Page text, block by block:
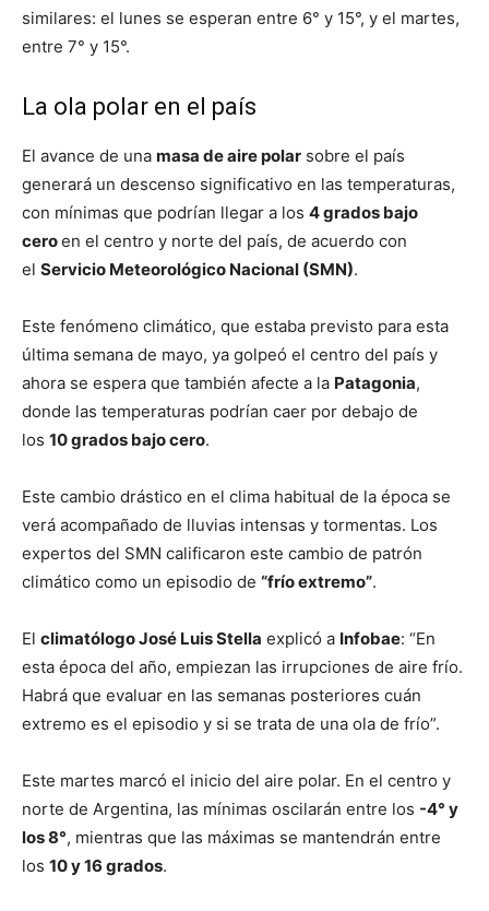
similares: el lunes se esperan entre 6° y 15°, y el martes,
entre 7° y 15°.
La ola polar en el país
El avance de una masa de aire polar sobre el país
generará un descenso significativo en las temperaturas,
con mínimas que podrían llegar a los 4 grados bajo
ceroen el centro y norte del país, de acuerdo con
el Servicio Meteorológico Nacional (SMN).
Este fenómeno climático, que estaba previsto para esta
última semana de mayo, ya golpeó el centro del país y
ahora se espera que también afecte a la Patagonia,
donde las temperaturas podrían caer por debajo de
los 10 grados bajo cero.
Este cambio drástico en el clima habitual de la época se
verá acompañado de lluvias intensas y tormentas. Los
expertos del SMN calificaron este cambio de patrón
climático como un episodio de “frío extremo”.
El climatólogo José Luis Stella explicó a Infobae: “En
esta época del año, empiezan las irrupciones de aire frío.
Habrá que evaluar en las semanas posteriores cuán
extremo es el episodio y si se trata de una ola de frío”.
Este martes marcó el inicio del aire polar. En el centro y
norte de Argentina, las mínimas oscilarán entre los -4° y
los 8°, mientras que las máximas se mantendrán entre
los 10 y 16 grados.